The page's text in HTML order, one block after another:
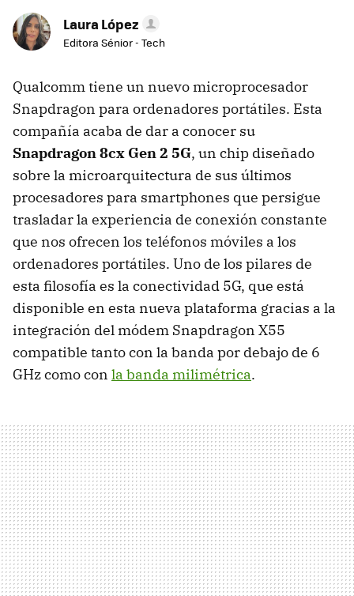
Laura López
Editora Sénior - Tech
Qualcomm tiene un nuevo microprocesador
Snapdragon para ordenadores portátiles. Esta
compañía acaba de dar a conocer su
Snapdragon 8cx Gen 2 5G, un chip diseñado
sobre la microarquitectura de sus últimos
procesadores para smartphones que persigue
trasladar la experiencia de conexión constante
que nos ofrecen los teléfonos móviles a los
ordenadores portátiles. Uno de los pilares de
esta filosofía es la conectividad 5G, que está
disponible en esta nueva plataforma gracias a la
integración del módem Snapdragon X55
compatible tanto con la banda por debajo de 6
GHz como con la banda milimétrica.